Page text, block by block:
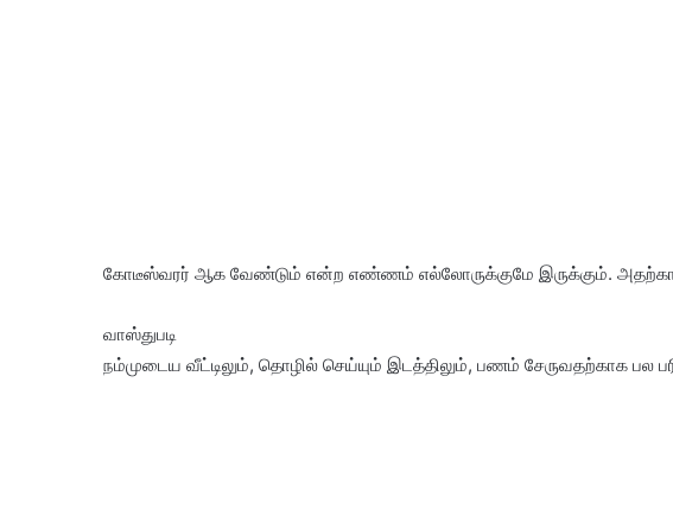
கோடீஸ்வரர் ஆக வேண்டும் என்ற எண்ணம் எல்லோருக்குமே இருக்கும்.
வாஸ்துபடி
நம்முடைய வீட்டிலும், தொழில் செய்யும் இடத்திலும், பணம் சேருவதற்காக பல